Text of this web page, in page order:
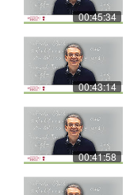
00:45:34
00:43:14
00:41:58